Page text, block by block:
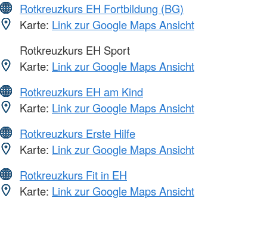
Rotkreuzkurs EH Fortbildung (BG)
Karte: Link zur Google Maps Ansicht
Rotkreuzkurs EH Sport
Karte: Link zur Google Maps Ansicht
Rotkreuzkurs EH am Kind
Karte: Link zur Google Maps Ansicht
Rotkreuzkurs Erste Hilfe
Karte: Link zur Google Maps Ansicht
Rotkreuzkurs Fit in EH
Karte: Link zur Google Maps Ansicht